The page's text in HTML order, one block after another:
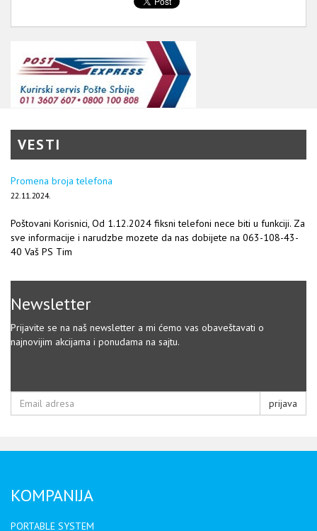
VESTI
Promena broja telefona
22.11.2024.
Poštovani Korisnici, Od 1.12.2024 fiksni telefoni nece biti u funkciji. Za
sve informacije i narudzbe mozete da nas dobijete na 063-108-43-
40 Vaš PS Tim
Newsletter
Prijavite se na naš newsletter a mi ćemo vas obaveštavati o
najnovijim akcijama i ponudama na sajtu.
prijava
KOMPANIJA
PORTABLE SYSTEM